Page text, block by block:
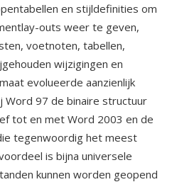
en stijldefinities om
outs weer te geven,
voetnoten, tabellen,
wijzigingen en
evolueerde aanzienlijk
97 de binaire structuur
tot en met Word 2003 en de
tegenwoordig het meest
is bijna universele
kunnen worden geopend